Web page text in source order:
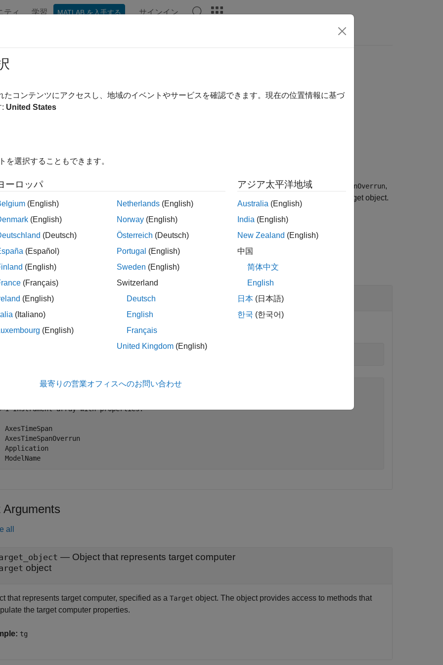
ティ 学習 MATLAB を入手する サインイン
on instruments added to target object
returns an Instrument array that has propertiesAxesTimeSpan,AxesTimeSpanOverrun,
. The array provides information on all instruments that you have added to the target object.
all
All Instruments for Target Object
Instrument array with properties:
AxesTimeSpan
AxesTimeSpanOverrun
Application
ModelName
Arguments
all
— Object that represents target computer
object
that represents target computer, specified as a Target object. The object provides access to methods that
the target computer properties.
tg
たコンテンツにアクセスし、地域のイベントやサービスを確認できます。現在の位置情報に基づ
: United States
を選択することもできます。
ーロッパ
(English)
(English)
(Deutsch)
(Español)
(English)
(Français)
(English)
(Italiano)
(English)
Netherlands (English)
Norway (English)
Österreich (Deutsch)
Portugal (English)
Sweden (English)
Switzerland
Deutsch
English
Français
United Kingdom (English)
アジア太平洋地域
Australia (English)
India (English)
New Zealand (English)
中国
简体中文
English
日本 (日本語)
한국 (한국어)
最寄りの営業オフィスへのお問い合わせ